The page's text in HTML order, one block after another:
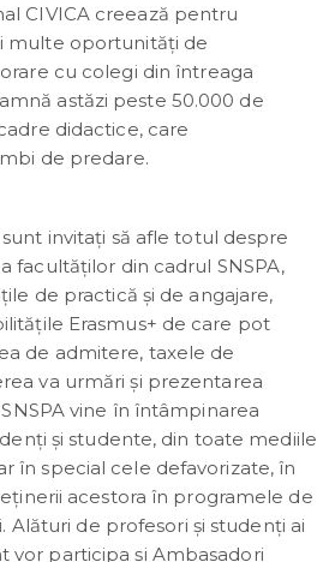
CIVICA creează pentru
multe oportunități de
cu colegi din întreaga
astăzi peste 50.000 de
didactice, care
de predare.
invitați să afle totul despre
facultăților din cadrul SNSPA,
de practică și de angajare,
Erasmus+ de care pot
de admitere, taxele de
va urmări și prezentarea
vine în întâmpinarea
și studente, din toate mediile
în special cele defavorizate, în
acestora în programele de
Alături de profesori și studenți ai
vor participa și Ambasadori